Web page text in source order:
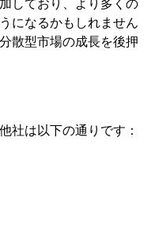
しており、より多くの
になるかもしれません
散型市場の成長を後押
社は以下の通りです：